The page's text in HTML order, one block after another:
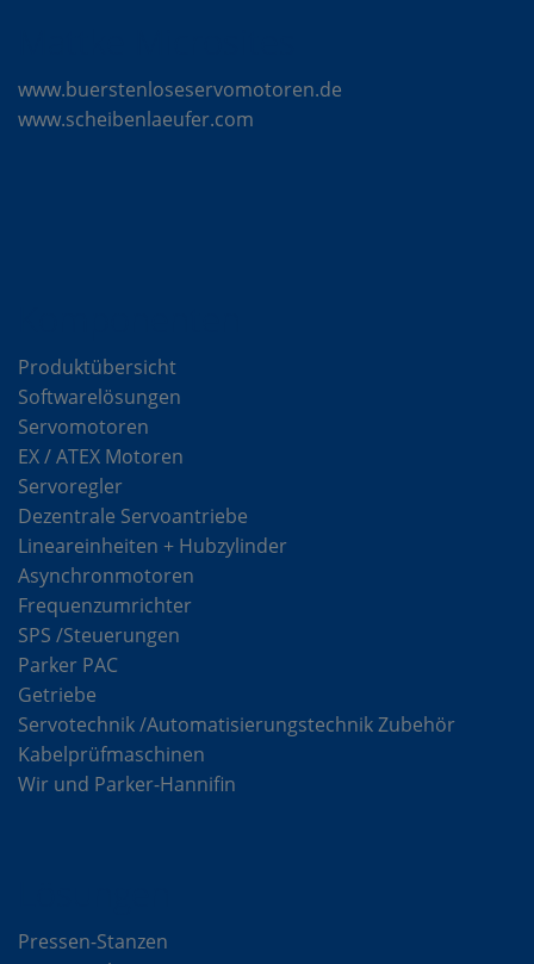
www.buerstenloseservomotoren.de
www.scheibenlaeufer.com
Produktübersicht
Softwarelösungen
Servomotoren
EX / ATEX Motoren
Servoregler
Dezentrale Servoantriebe
Lineareinheiten + Hubzylinder
Asynchronmotoren
Frequenzumrichter
SPS /Steuerungen
Parker PAC
Getriebe
Servotechnik /Automatisierungstechnik Zubehör
Kabelprüfmaschinen
Wir und Parker-Hannifin
Pressen-Stanzen